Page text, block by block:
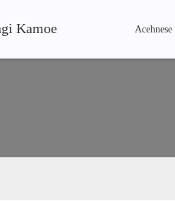
Kamoe Acehnese